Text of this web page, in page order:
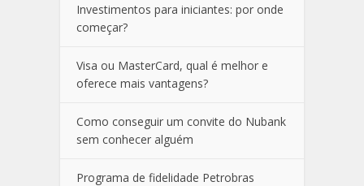
Investimentos para iniciantes: por onde
começar?
Visa ou MasterCard, qual é melhor e
oferece mais vantagens?
Como conseguir um convite do Nubank
sem conhecer alguém
Programa de fidelidade Petrobras